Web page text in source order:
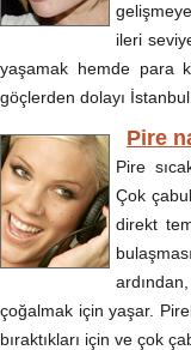
ileri
yaşamak hemde para
göçlerden dolayı İstanbul
Pire
Pire
Çok
direkt
çoğalmak için yaşar.
bıraktıkları için ve çok